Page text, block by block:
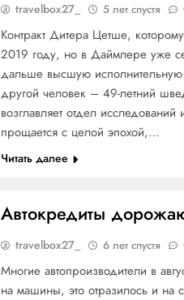
travelbox27_ 5 лет спустя
Контракт Дитера Цетше,
2019 году, но в Даймлере уже
дальше высшую исполнительную
другой человек – 49-летний
возглавляет отдел
прощается с целой эпохой,…
Читать далее
Автокредиты
travelbox27_ 6 лет спустя
Многие автопроизводители в
на машины, это отразилось и на